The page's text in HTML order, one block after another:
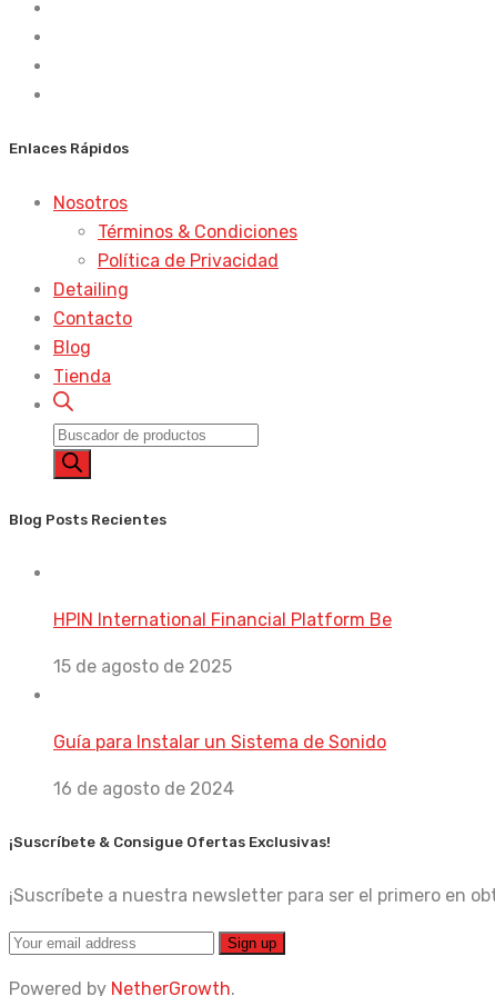
Enlaces Rápidos
Nosotros
Términos & Condiciones
Política de Privacidad
Detailing
Contacto
Blog
Tienda
Búsqueda
de
Blog Posts Recientes
HPIN International Financial Platform Be
15 de agosto de 2025
Guía para Instalar un Sistema de Sonido
16 de agosto de 2024
¡Suscríbete & Consigue Ofertas Exclusivas!
¡Suscríbete a nuestra newsletter para ser el primero en
Powered by NetherGrowth.